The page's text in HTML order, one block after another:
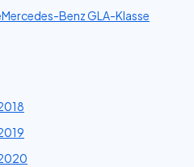
Mercedes-Benz GLA-Klasse